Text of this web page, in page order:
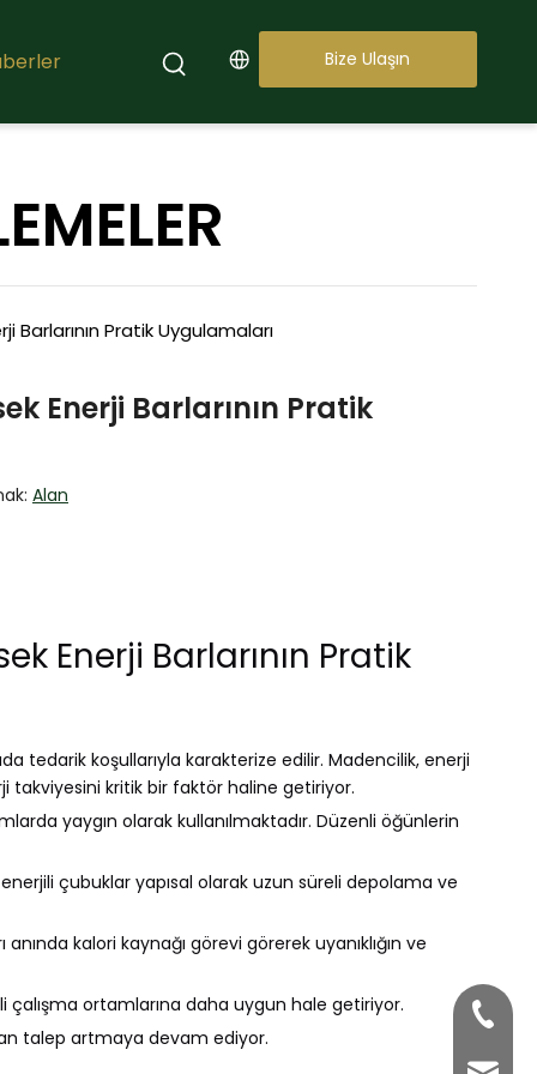
Bize Ulaşın
Barlarının Pratik Uygulamaları
Enerji Barlarının Pratik
Alan
Enerji Barlarının Pratik
tedarik koşullarıyla karakterize edilir. Madencilik, enerji
takviyesini kritik bir faktör haline getiriyor.
yaygın olarak kullanılmaktadır. Düzenli öğünlerin
çubuklar yapısal olarak uzun süreli depolama ve
kalori kaynağı görevi görerek uyanıklığın ve
çalışma ortamlarına daha uygun hale getiriyor.
talep artmaya devam ediyor.
+86-